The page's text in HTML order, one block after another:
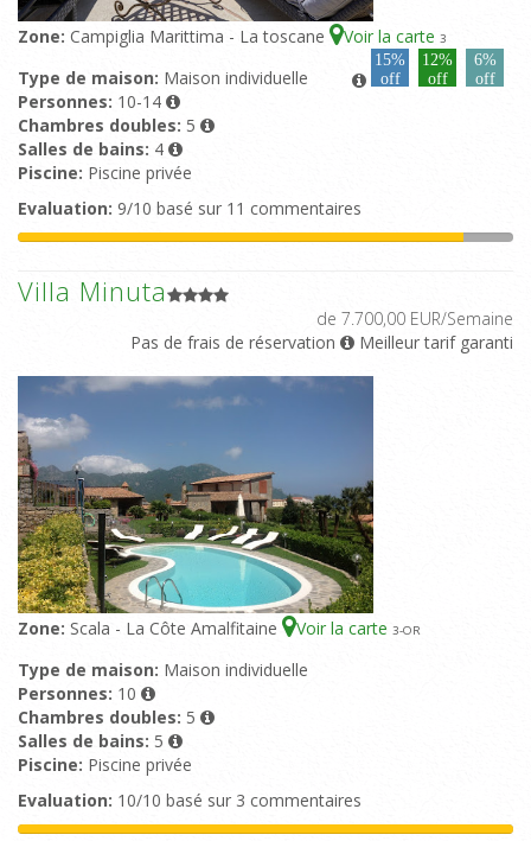
Zone: Campiglia Marittima - La toscane Voir la carte 3
15%
off
12%
off
6%
off
Type de maison: Maison individuelle
Personnes: 10-14
Chambres doubles: 5
Salles de bains: 4
Piscine: Piscine privée
Evaluation: 9/10 basé sur 11 commentaires
Villa Minuta
de 7.700,00 EUR/Semaine
Pas de frais de réservation
Meilleur tarif garanti
Zone: Scala - La Côte Amalfitaine Voir la carte 3-OR
Type de maison: Maison individuelle
Personnes: 10
Chambres doubles: 5
Salles de bains: 5
Piscine: Piscine privée
Evaluation: 10/10 basé sur 3 commentaires